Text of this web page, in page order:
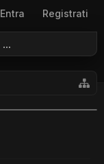
...
Entra Registrati